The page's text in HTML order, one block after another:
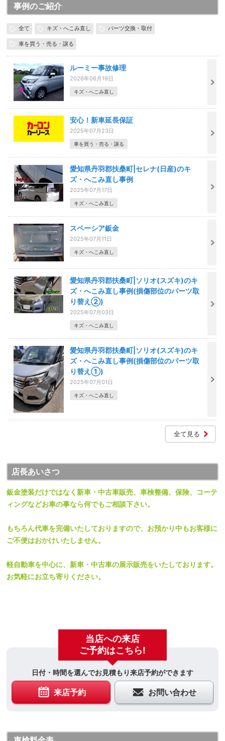
事例のご紹介
全て キズ・へこみ直し パーツ交換・取付
車を買う・売る・譲る
ルーミー事故修理
2026年06月19日
キズ・へこみ直し
安心！新車延長保証
2025年07月23日
車を買う・売る・譲る
愛知県丹羽郡扶桑町|セレナ(日産)のキ
ズ・へこみ直し事例
2025年07月17日
キズ・へこみ直し
スペーシア鈑金
2025年07月11日
キズ・へこみ直し
愛知県丹羽郡扶桑町|ソリオ(スズキ)のキ
ズ・へこみ直し事例(損傷部位のパーツ取
り替え②)
2025年07月03日
キズ・へこみ直し
愛知県丹羽郡扶桑町|ソリオ(スズキ)のキ
ズ・へこみ直し事例(損傷部位のパーツ取
り替え①)
2025年07月01日
キズ・へこみ直し
全て見る
店長あいさつ
鈑金塗装だけではなく新車・中古車販売、車検整備、保険、コーテ
ィングなどお車の事なら何でもご相談下さい。
もちろん代車を完備いたしておりますので、お預かり中もお客様に
ご不便はおかけいたしません。
軽自動車を中心に、新車・中古車の展示販売をいたしております。
お気軽にお立ち寄りください。
当店への来店
ご予約はこちら!
日付・時間を選んでお見積もり来店予約ができます
来店予約 お問い合わせ